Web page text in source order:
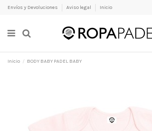
Envíos y Devoluciones Aviso legal Inicio
Inicio BODY BABY PADEL BABY